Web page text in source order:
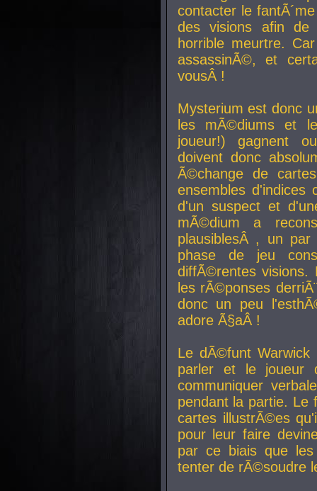
contacter le
des visions afin
horrible meurtre.
assassinÃ©, et
vousÂ !
Mysterium est donc
les mÃ©diums et
joueur!) gagnent
doivent donc
Ã©change de
ensembles d'indices
d'un suspect et
mÃ©dium a
plausiblesÂ , un par
phase de jeu
diffÃ©rentes visions.
les rÃ©ponses
donc un peu
adore Ã§aÂ !
Le dÃ©funt Warwick
parler et le joueur
communiquer
pendant la partie. Le
cartes illustrÃ©es
pour leur faire
par ce biais que
tenter de rÃ©soudre